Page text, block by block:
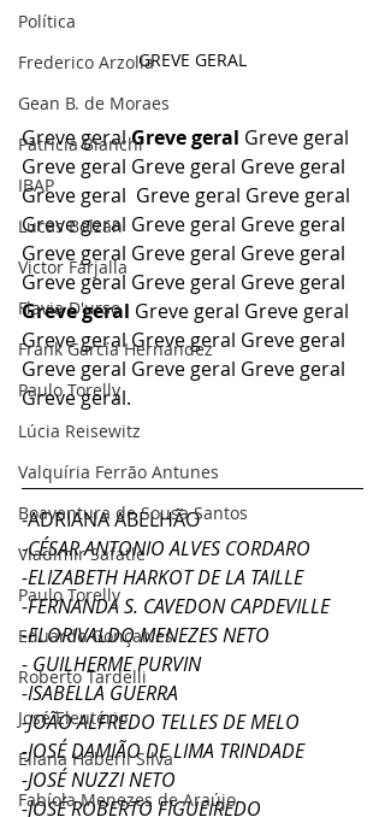
Política
Frederico Arzolla
Gean B. de Moraes
Patrícia Bianchi
IBAP
Lucas Bolzan
Victor Farjalla
Flavia D'urso
Frank García Hernandez
Paulo Torelly
Lúcia Reisewitz
Valquíria Ferrão Antunes
Boaventura de Sousa Santos
Vladimir Safatle
Paulo Torelly
Eduardo Gonçalves
Roberto Tardelli
José Eleutério
Eliana Haberli Silva
Fabíola Menezes de Araújo
GREVE GERAL
Greve geral Greve geral Greve geral
Greve geral Greve geral Greve geral
Greve geral  Greve geral Greve geral
Greve geral Greve geral Greve geral
Greve geral Greve geral Greve geral
Greve geral Greve geral Greve geral
Greve geral Greve geral Greve geral
Greve geral Greve geral Greve geral
Greve geral Greve geral Greve geral
Greve geral.
-ADRIANA ABELHÃO
-CÉSAR ANTONIO ALVES CORDARO
-ELIZABETH HARKOT DE LA TAILLE
-FERNANDA S. CAVEDON CAPDEVILLE
-FLORIVALDO MENEZES NETO
- GUILHERME PURVIN
-ISABELLA GUERRA
-JOÃO ALFREDO TELLES DE MELO
-JOSÉ DAMIÃO DE LIMA TRINDADE
-JOSÉ NUZZI NETO
-JOSÉ ROBERTO FIGUEIREDO